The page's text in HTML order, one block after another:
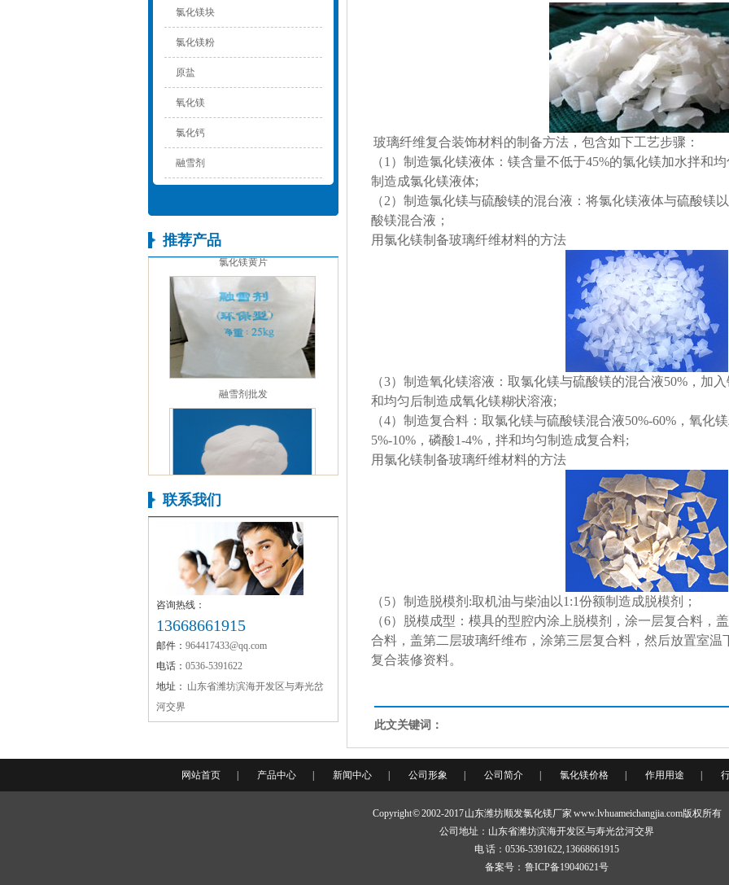
氯化镁块
氯化镁粉
原盐
氧化镁
氯化钙
融雪剂
推荐产品
氧化镁
联系我们
咨询热线：
13668661915
邮件： 964417433@qq.com
电话： 0536-5391622
地址： 山东省潍坊滨海开发区与寿光岔
河交界
玻璃纤维复合装饰材料的制备方法，包含如下工艺步骤：
（1）制造氯化镁液体：镁含量不低于45%的氯化镁加水拌和
制造成氯化镁液体;
（2）制造氯化镁与硫酸镁的混台液：将氯化镁液体与硫酸镁
酸镁混合液；
用氯化镁制备玻璃纤维材料的方法
（3）制造氧化镁溶液：取氯化镁与硫酸镁的混合液50%，加
和均匀后制造成氧化镁糊状溶液;
（4）制造复合料：取氯化镁与硫酸镁混合液50%-60%，氧化
5%-10%，磷酸1-4%，拌和均匀制造成复合料;
用氯化镁制备玻璃纤维材料的方法
（5）制造脱模剂:取机油与柴油以1:1份额制造成脱模剂；
（6）脱模成型：模具的型腔内涂上脱模剂，涂一层复合料，
合料，盖第二层玻璃纤维布，涂第三层复合料，然后放置室
复合装修资料。
此文关键词：
网站首页 产品中心 新闻中心 公司形象 公司简介 氯化镁价格 作用用途
Copyright © 2002-2017 山东潍坊顺发氯化镁厂家 www.lvhuameichangjia.com版权所有
公司地址：山东省潍坊滨海开发区与寿光岔河交界
电 话：0536-5391622, 13668661915
备案号： 鲁ICP备19040621号